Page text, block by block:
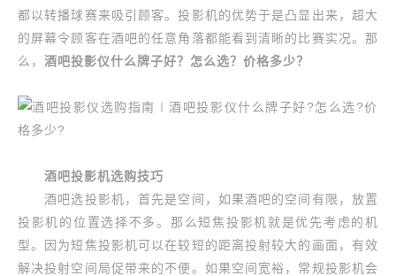
都以转播球赛来吸引顾客。投影机的优势于是凸显出来，超大
的屏幕令顾客在酒吧的任意角落都能看到清晰的比赛实况。那
么， 酒吧投影仪什么牌子好？怎么选？价格多少？
酒吧投影机选购技巧
酒吧选投影机，首先是空间，如果酒吧的空间有限，放置
投影机的位置选择不多。那么短焦投影机就是优先考虑的机
型。因为短焦投影机可以在较短的距离投射较大的画面，有效
解决投射空间局促带来的不便。如果空间宽裕，常规投影机会